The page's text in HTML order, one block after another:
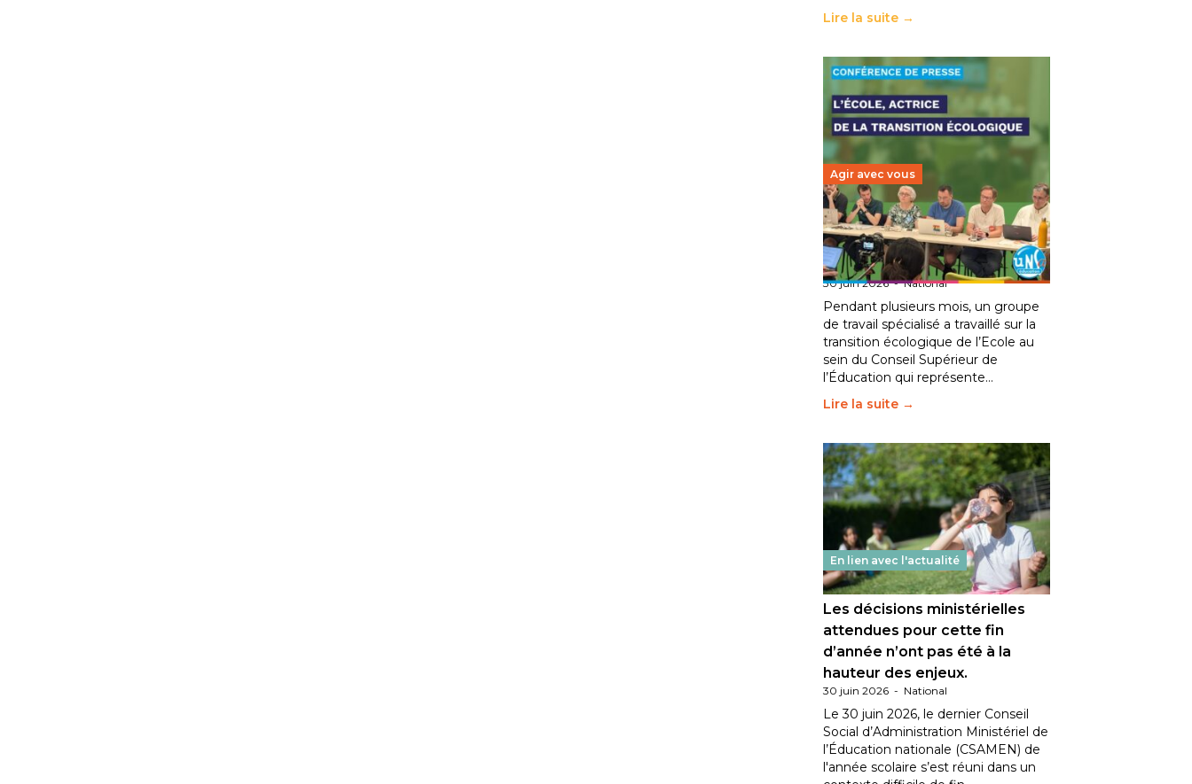
Lire la suite →
Agir avec vous
Transition écologique de
l’éducation : l’UNSA Éducation
fait bouger les lignes
30 juin 2026-National
Pendant plusieurs mois, un groupe
de travail spécialisé a travaillé sur la
transition écologique de l’Ecole au
sein du Conseil Supérieur de
l’Éducation qui représente…
Lire la suite →
En lien avec l'actualité
Les décisions ministérielles
attendues pour cette fin
d’année n’ont pas été à la
hauteur des enjeux.
30 juin 2026 - National
Le 30 juin 2026, le dernier Conseil
Social d’Administration Ministériel de
l’Éducation nationale (CSAMEN) de
l'année scolaire s’est réuni dans un